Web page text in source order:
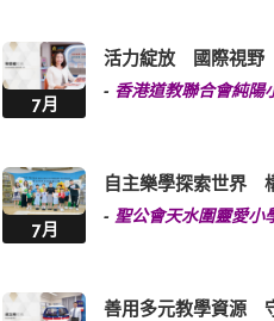
7月
活力綻放 國際視
- 香港道教聯合會純陽
7月
自主樂學探索世界
- 聖公會天水圍靈愛小
善用多元教學資源